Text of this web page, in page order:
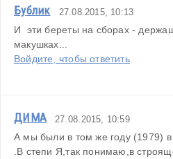
Бублик 27.08.2015, 10:13
И  эти береты на сборах -
макушках...
Войдите, чтобы ответить
ДИМА 27.08.2015, 10:59
А мы были в том же году (1979)
.В степи Я,так понимаю,в